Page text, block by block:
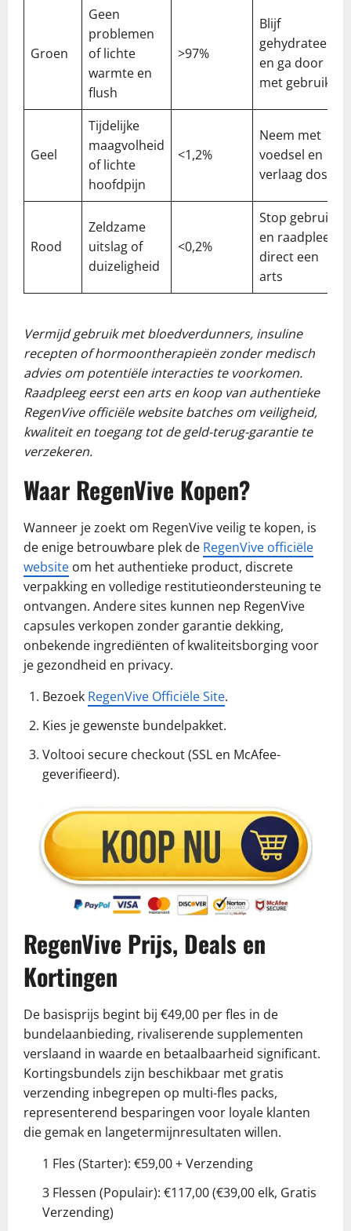
Groen
Geen
problemen
of lichte
warmte en
flush
>97%
Blijf
gehydrateerd
en ga door
met gebruik
Geel
Tijdelijke
maagvolheid
of lichte
hoofdpijn
<1,2%
Neem met
voedsel en
verlaag dosis
Rood
Zeldzame
uitslag of
duizeligheid
<0,2%
Stop gebruik
en raadpleeg
direct een
arts
Vermijd gebruik met bloedverdunners, insuline
recepten of hormoontherapieën zonder medisch
advies om potentiële interacties te voorkomen.
Raadpleeg eerst een arts en koop van authentieke
RegenVive officiële website batches om veiligheid,
kwaliteit en toegang tot de geld-terug-garantie te
verzekeren.
Waar RegenVive Kopen?
Wanneer je zoekt om RegenVive veilig te kopen, is
de enige betrouwbare plek de RegenVive officiële
website om het authentieke product, discrete
verpakking en volledige restitutieondersteuning te
ontvangen. Andere sites kunnen nep RegenVive
capsules verkopen zonder garantie dekking,
onbekende ingrediënten of kwaliteitsborging voor
je gezondheid en privacy.
Bezoek RegenVive Officiële Site.
Kies je gewenste bundelpakket.
Voltooi secure checkout (SSL en McAfee-
geverifieerd).
RegenVive Prijs, Deals en
Kortingen
De basisprijs begint bij €49,00 per fles in de
bundelaanbieding, rivaliserende supplementen
verslaand in waarde en betaalbaarheid significant.
Kortingsbundels zijn beschikbaar met gratis
verzending inbegrepen op multi-fles packs,
representerend besparingen voor loyale klanten
die gemak en langetermijnresultaten willen.
1 Fles (Starter): €59,00 + Verzending
3 Flessen (Populair): €117,00 (€39,00 elk, Gratis
Verzending)